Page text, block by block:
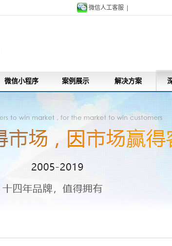
微信人工客服 |
微信小程序 案例展示 解决方案